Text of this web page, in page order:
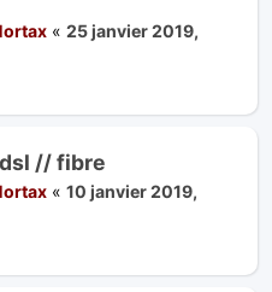
« 25 janvier 2019,
// fibre
« 10 janvier 2019,